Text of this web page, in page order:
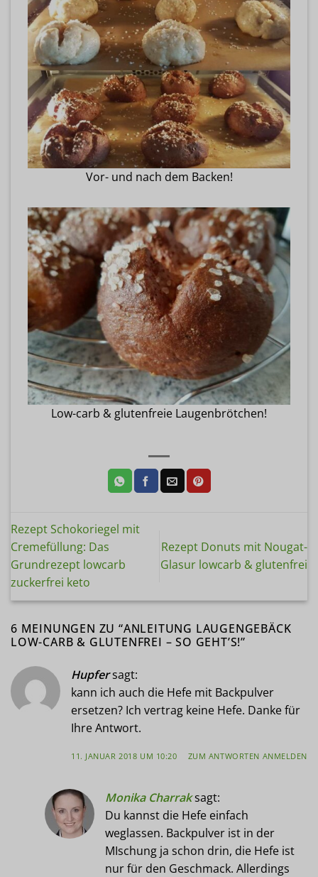
Vor- und nach dem Backen!
Low-carb & glutenfreie Laugenbrötchen!
Rezept Schokoriegel mit
Cremefüllung: Das
Grundrezept lowcarb
zuckerfrei keto
Rezept Donuts mit Nougat-
Glasur lowcarb & glutenfrei
6 MEINUNGEN ZU “ANLEITUNG LAUGENGEBÄCK
LOW-CARB & GLUTENFREI – SO GEHT’S!”
Hupfersagt:
kann ich auch die Hefe mit Backpulver
ersetzen? Ich vertrag keine Hefe. Danke für
Ihre Antwort.
11. JANUAR 2018 UM 10:20 ZUM ANTWORTEN ANMELDEN
Monika Charraksagt:
Du kannst die Hefe einfach
weglassen. Backpulver ist in der
MIschung ja schon drin, die Hefe ist
nur für den Geschmack. Allerdings